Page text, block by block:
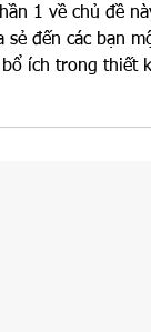
1 về chủ đề này,